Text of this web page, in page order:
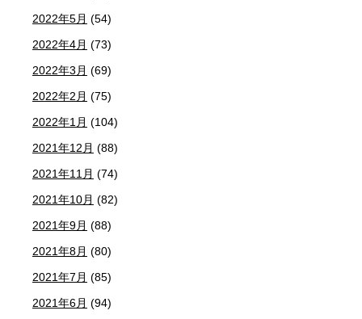
2022年5月 (54)
2022年4月 (73)
2022年3月 (69)
2022年2月 (75)
2022年1月 (104)
2021年12月 (88)
2021年11月 (74)
2021年10月 (82)
2021年9月 (88)
2021年8月 (80)
2021年7月 (85)
2021年6月 (94)